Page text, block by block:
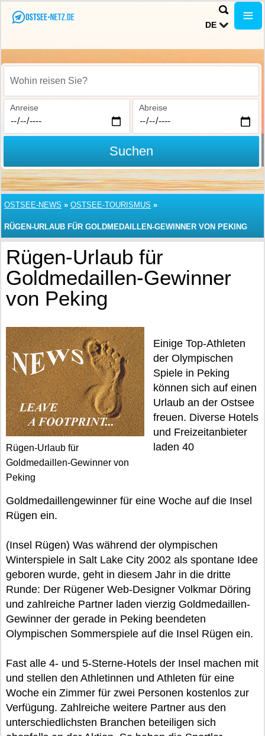
DE
Wohin reisen Sie?
Anreise Abreise
Suchen
OSTSEE-NEWS » OSTSEE-TOURISMUS »
RÜGEN-URLAUB FÜR GOLDMEDAILLEN-GEWINNER VON PEKING
Rügen-Urlaub für
Goldmedaillen-Gewinner
von Peking
Rügen-Urlaub für
Goldmedaillen-Gewinner von
Peking
Einige Top-Athleten
der Olympischen
Spiele in Peking
können sich auf einen
Urlaub an der Ostsee
freuen. Diverse Hotels
und Freizeitanbieter
laden 40
Goldmedaillengewinner für eine Woche auf die Insel
Rügen ein.
(Insel Rügen) Was während der olympischen
Winterspiele in Salt Lake City 2002 als spontane Idee
geboren wurde, geht in diesem Jahr in die dritte
Runde: Der Rügener Web-Designer Volkmar Döring
und zahlreiche Partner laden vierzig Goldmedaillen-
Gewinner der gerade in Peking beendeten
Olympischen Sommerspiele auf die Insel Rügen ein.
Fast alle 4- und 5-Sterne-Hotels der Insel machen mit
und stellen den Athletinnen und Athleten für eine
Woche ein Zimmer für zwei Personen kostenlos zur
Verfügung. Zahlreiche weitere Partner aus den
unterschiedlichsten Branchen beteiligen sich